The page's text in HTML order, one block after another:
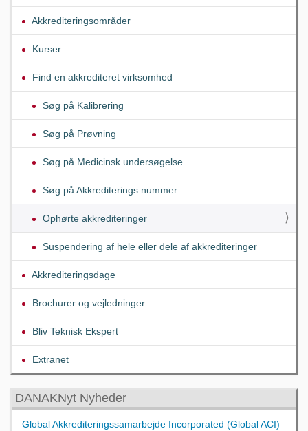
Akkrediteringsområder
Kurser
Find en akkrediteret virksomhed
Søg på Kalibrering
Søg på Prøvning
Søg på Medicinsk undersøgelse
Søg på Akkrediterings nummer
Ophørte akkrediteringer
Suspendering af hele eller dele af akkrediteringer
Akkrediteringsdage
Brochurer og vejledninger
Bliv Teknisk Ekspert
Extranet
DANAKNyt Nyheder
Global Akkrediteringssamarbejde Incorporated (Global ACI)